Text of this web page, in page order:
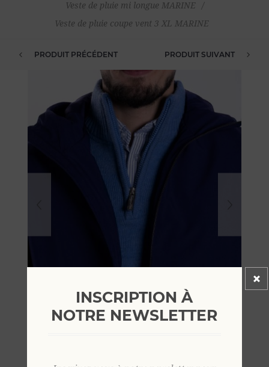
Veste de pluie mi longue MARINE
/
Veste de pluie coupe vent 3 XL MARINE
PRODUIT PRÉCÉDENT PRODUIT SUIVANT
INSCRIPTION À
NOTRE NEWSLETTER